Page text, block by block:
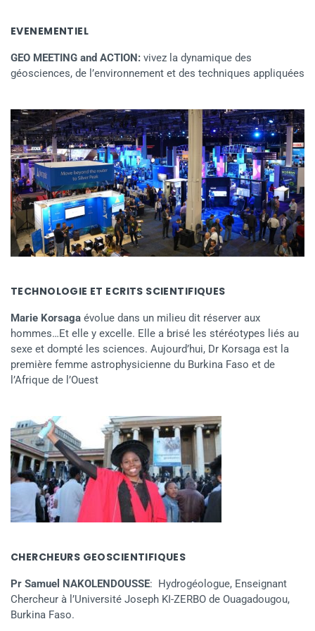
EVENEMENTIEL
GEO MEETING and ACTION: vivez la dynamique des
géosciences, de l’environnement et des techniques appliquées
TECHNOLOGIE ET ECRITS SCIENTIFIQUES
Marie Korsaga évolue dans un milieu dit réserver aux
hommes…Et elle y excelle. Elle a brisé les stéréotypes liés au
sexe et dompté les sciences. Aujourd’hui, Dr Korsaga est la
première femme astrophysicienne du Burkina Faso et de
l’Afrique de l’Ouest
CHERCHEURS GEOSCIENTIFIQUES
Pr Samuel NAKOLENDOUSSE: Hydrogéologue, Enseignant
Chercheur à l’Université Joseph KI-ZERBO de Ouagadougou,
Burkina Faso.